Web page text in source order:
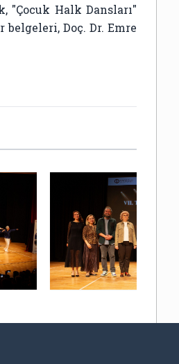
"Çocuk Halk Dansları"
Doç. Dr. Emre